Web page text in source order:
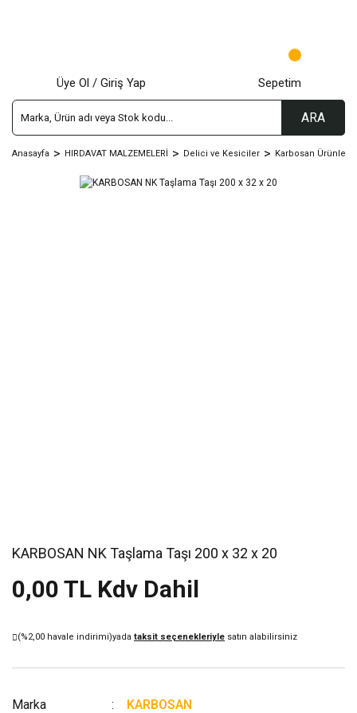
ARA
Üye Ol / Giriş Yap Sepetim
Anasayfa HIRDAVAT MALZEMELERİ Delici ve Kesiciler Karbosan Ürünleri
KARBOSAN NK Taşlama Taşı 200 x 32 x 20
0,00 TL Kdv Dahil
(%2,00 havale indirimi)yada taksit seçenekleriyle satın alabilirsiniz
Marka
KARBOSAN